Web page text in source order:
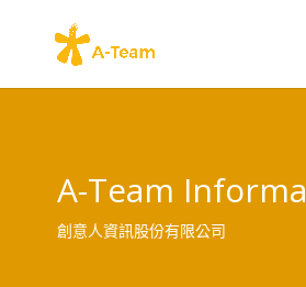
A-Team
創意人資訊股份有限公司